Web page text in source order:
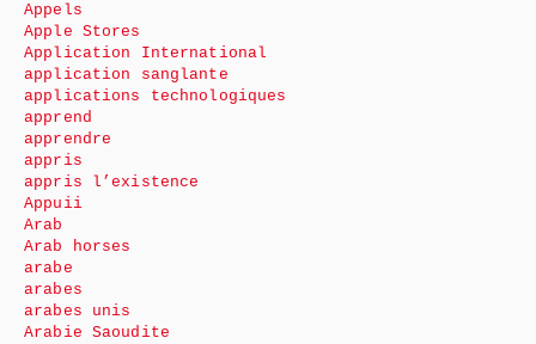
Appels
Apple Stores
Application International
application sanglante
applications technologiques
apprend
apprendre
appris
appris l’existence
Appuii
Arab
Arab horses
arabe
arabes
arabes unis
Arabie Saoudite